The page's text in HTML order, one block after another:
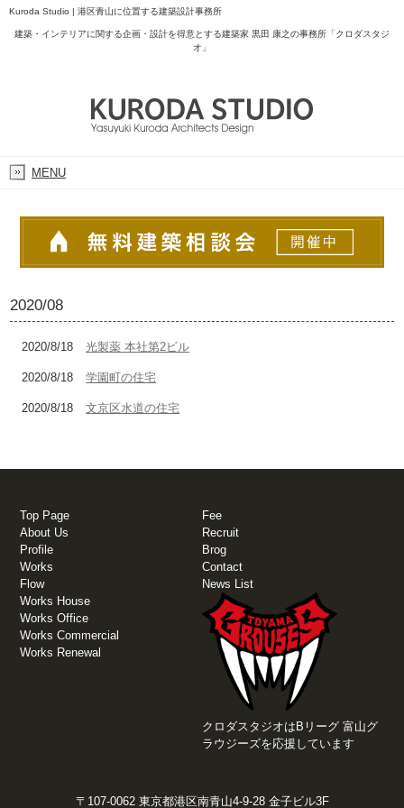
Kuroda Studio | 港区青山に位置する建築設計事務所
建築・インテリアに関する企画・設計を得意とする建築家 黒田 康之の事務所「クロダスタジ
オ」
MENU
2020/08
2020/8/18 光製薬 本社第2ビル
2020/8/18 学園町の住宅
2020/8/18 文京区水道の住宅
Top Page
About Us
Profile
Works
Flow
Fee
Recruit
Brog
Contact
News List
Works House
Works Office
Works Commercial
Works Renewal
クロダスタジオはBリーグ 富山グ
ラウジーズを応援しています
〒107-0062 東京都港区南青山4-9-28 金子ビル3F